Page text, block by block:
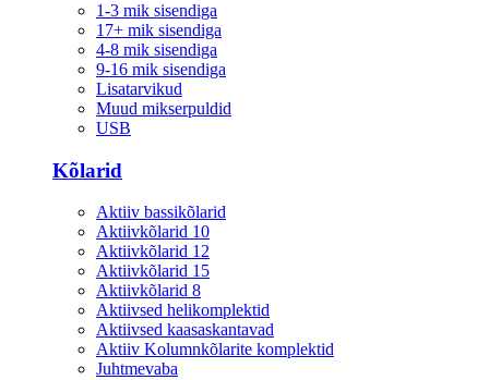
1-3 mik sisendiga
17+ mik sisendiga
4-8 mik sisendiga
9-16 mik sisendiga
Lisatarvikud
Muud mikserpuldid
USB
Kõlarid
Aktiiv bassikõlarid
Aktiivkõlarid 10
Aktiivkõlarid 12
Aktiivkõlarid 15
Aktiivkõlarid 8
Aktiivsed helikomplektid
Aktiivsed kaasaskantavad
Aktiiv Kolumnkõlarite komplektid
Juhtmevaba